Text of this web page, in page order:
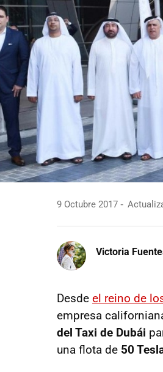
9 Octubre 2017
Victoria
Desde el reino de
empresa
del Taxi de Dubái
una flota de 50